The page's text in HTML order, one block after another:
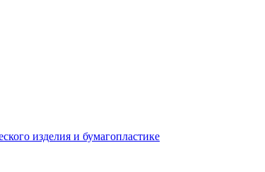
изделия и бумагопластике